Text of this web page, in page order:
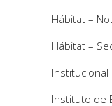
Hábitat –
Hábitat –
Institucional
Instituto de